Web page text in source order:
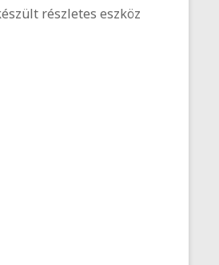
részletes eszköz